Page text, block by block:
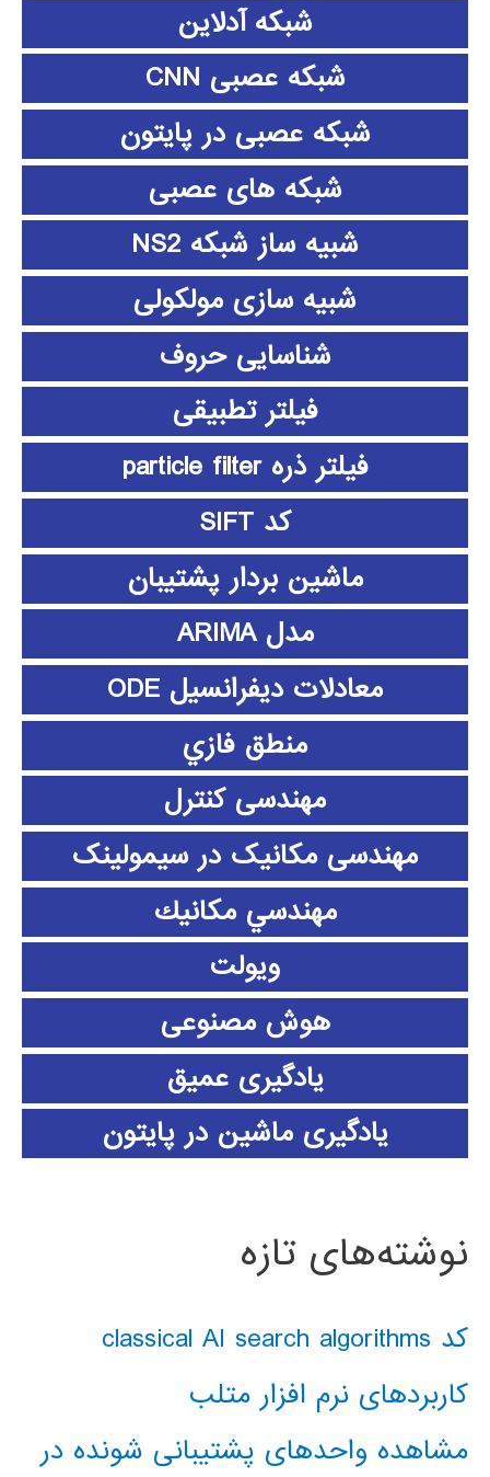
شبکه آدلاین
شبکه عصبی CNN
شبکه عصبی در پایتون
شبکه های عصبی
شبیه ساز شبکه NS2
شبیه سازی مولکولی
شناسایی حروف
فیلتر تطبیقی
فیلتر ذره particle filter
کد SIFT
ماشین بردار پشتیبان
مدل ARIMA
معادلات دیفرانسیل ODE
منطق فازي
مهندسی کنترل
مهندسی مکانیک در سیمولینک
مهندسي مكانيك
ویولت
هوش مصنوعی
یادگیری عمیق
یادگیری ماشین در پایتون
نوشته‌های تازه
کد classical AI search algorithms
کاربردهای نرم افزار متلب
مشاهده واحدهای پشتیبانی شونده در